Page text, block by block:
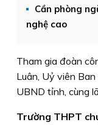
Cần phòng
nghệ cao
Tham gia đoàn
Luân, Uỷ viên
UBND tỉnh, cùng
Trường THPT